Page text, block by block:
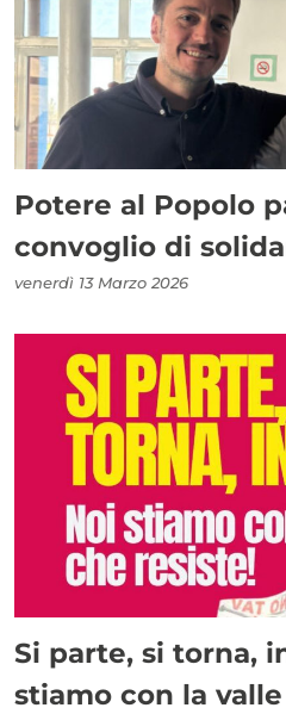
Potere al Popolo
convoglio di
venerdì 13 Marzo 2026
Si parte, si torna,
stiamo con la